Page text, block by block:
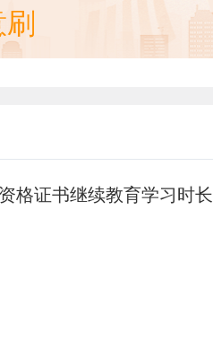
格证书继续教育学习时长